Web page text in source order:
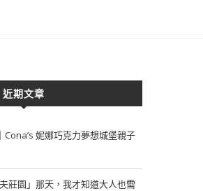
近期文章
妮娜巧克力夢想城堡親子
莊園」那天，我才知道大人也需